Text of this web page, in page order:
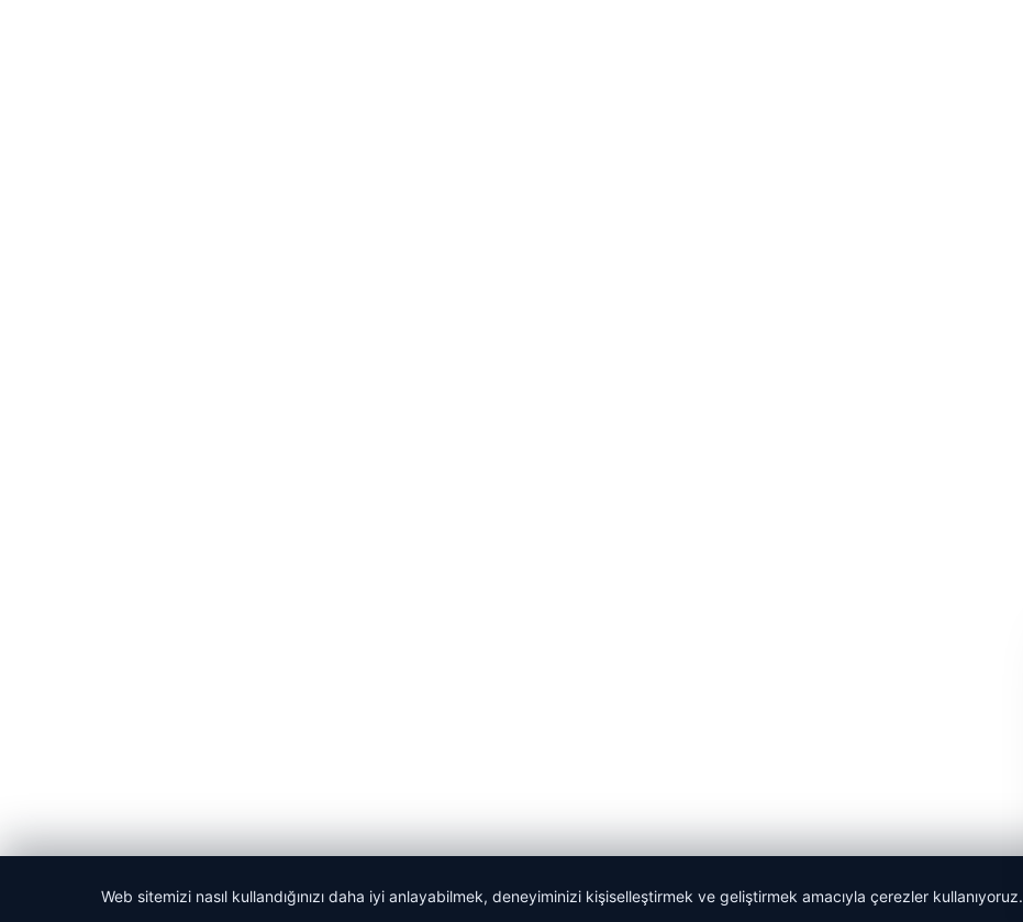
© 2026 Habercin – Güncel Haberler
Web sitemizi nasıl kullandığınızı daha iyi anlayabilmek, deneyiminizi kişiselleştirmek ve geliştirmek amacıyla çerezler kullanıyoruz.